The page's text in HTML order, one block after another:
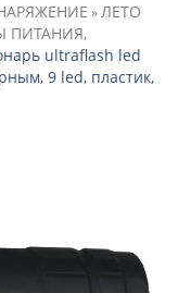
»ЛЕТО
ПИТАНИЯ,
ultraflash led
9 led, пластик,